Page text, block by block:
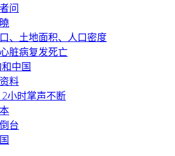
问
、土地面积、人口密度
脏病复发死亡
中国
料
小时掌声不断
台